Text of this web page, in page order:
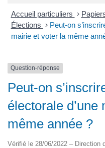
Accueil particuliers >
Élections > Peut-on
mairie et voter la même
Question-réponse
Peut-on
électorale
même année ?
Vérifié le 28/06/2022 – Direction